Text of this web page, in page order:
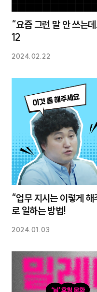
“요즘 그런 말 안 쓰는
12
2024.02.22
“업무 지시는 이렇게
로 일하는 방법!
2024.01.03